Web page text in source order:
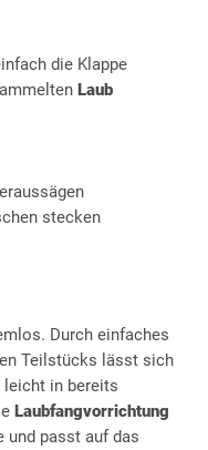
die Klappe
Laub
stecken
Durch einfaches
Teilstücks lässt sich
leicht in bereits
Laubfangvorrichtung
und passt auf das